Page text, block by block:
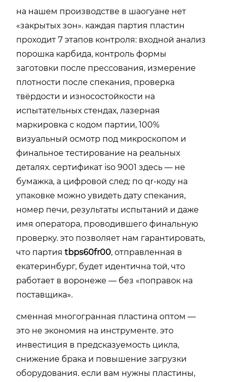
на нашем производстве в шаогуане нет
«закрытых зон». каждая партия пластин
проходит 7 этапов контроля: входной анализ
порошка карбида, контроль формы
заготовки после прессования, измерение
плотности после спекания, проверка
твёрдости и износостойкости на
испытательных стендах, лазерная
маркировка с кодом партии, 100%
визуальный осмотр под микроскопом и
финальное тестирование на реальных
деталях. сертификат iso 9001 здесь — не
бумажка, а цифровой след: по qr-коду на
упаковке можно увидеть дату спекания,
номер печи, результаты испытаний и даже
имя оператора, проводившего финальную
проверку. это позволяет нам гарантировать,
что партия tbps60fr00, отправленная в
екатеринбург, будет идентична той, что
работает в воронеже — без «поправок на
поставщика».
сменная многогранная пластина оптом —
это не экономия на инструменте. это
инвестиция в предсказуемость цикла,
снижение брака и повышение загрузки
оборудования. если вам нужны пластины,